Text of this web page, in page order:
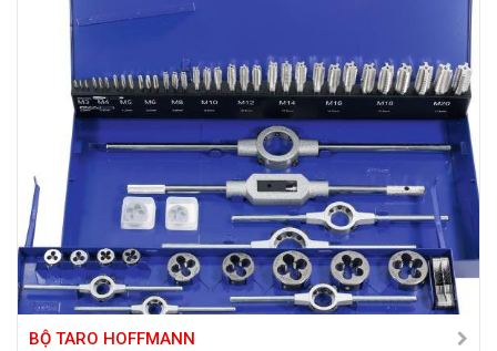
BỘ TARO HOFFMANN